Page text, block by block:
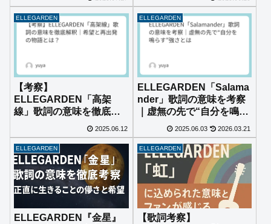
の一曲を考察
ELLEGARDEN
【考察】
ELLEGARDEN「高架
線」歌詞の意味を徹底解
釈｜希望と再出発の物語
とは？
2025.06.12
ELLEGARDEN
ELLEGARDEN「Salama
nder」歌詞の意味を考察
｜虚無の先で“自分を鳴ら
す”強さとは
2025.06.03 2026.03.21
ELLEGARDEN
ELLEGARDEN『金星』
ELLEGARDEN
【歌詞考察】